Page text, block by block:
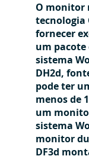
O monitor
tecnologia
fornecer
um pacote
sistema
DH2d,
pode ter
menos de
um
sistema
monitor
DF3d